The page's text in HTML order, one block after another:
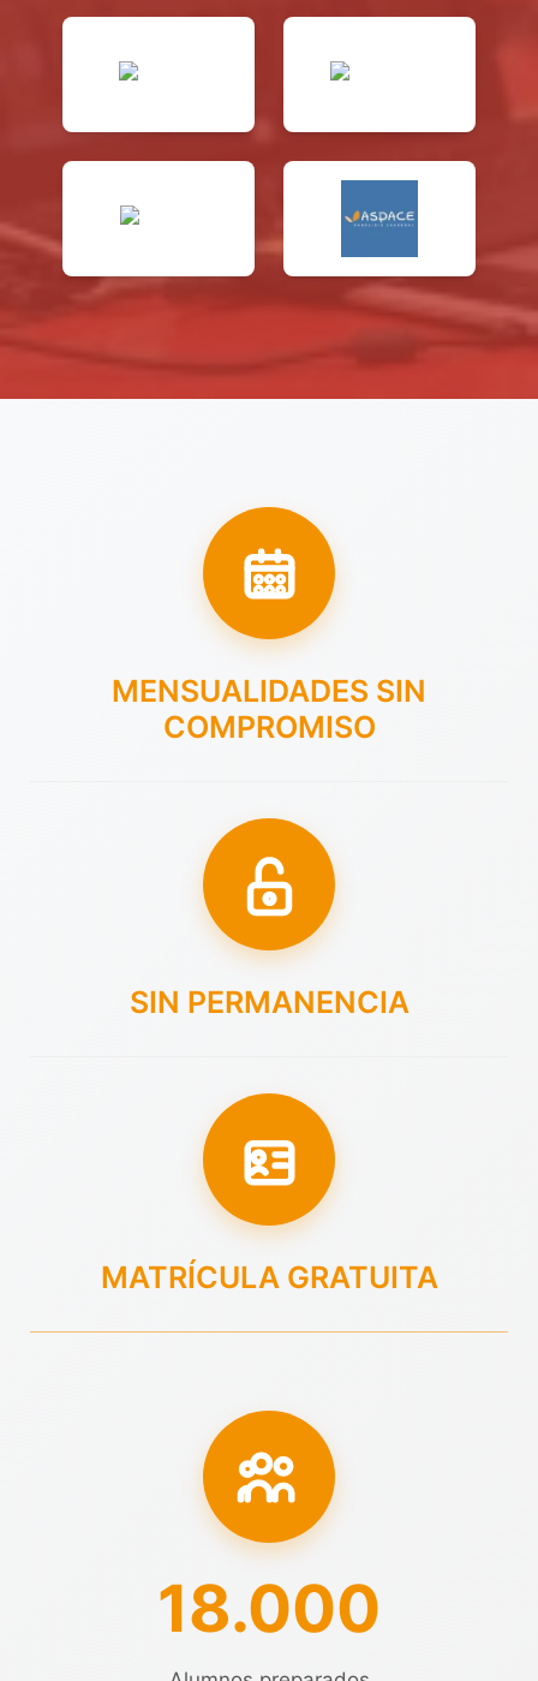
MENSUALIDADES SIN
COMPROMISO
SIN PERMANENCIA
MATRÍCULA GRATUITA
18.000